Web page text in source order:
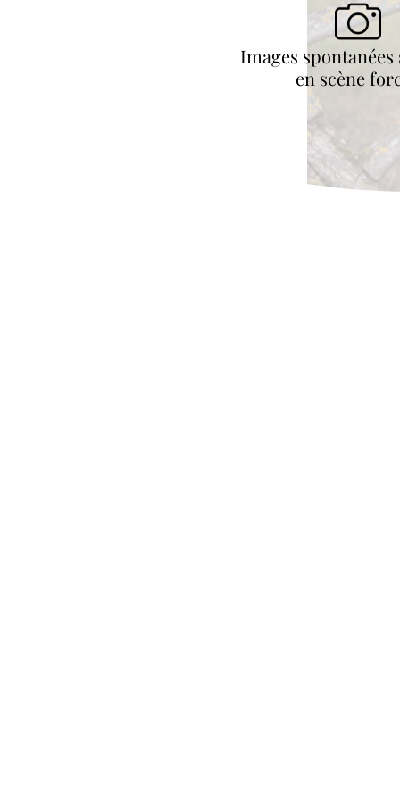
Images spontanées
en scène